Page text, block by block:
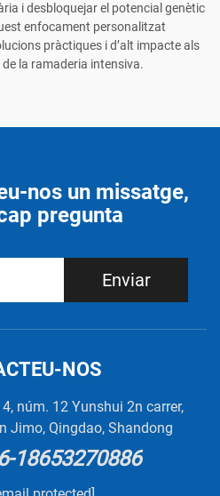
i desbloquejar el potencial genètic
enfocament personalitzat
pràctiques i d’alt impacte als
la ramaderia intensiva.
nos un missatge,
pregunta
Enviar
NOS
núm. 12 Yunshui 2n carrer,
Jimo, Qingdao, Shandong
18653270886